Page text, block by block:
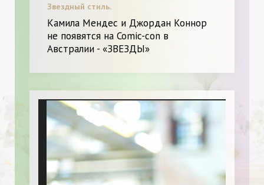
Звездный стиль.
Камила Мендес и Джордан Коннор
не появятся на Comic-con в
Австралии - «ЗВЕЗДЫ»